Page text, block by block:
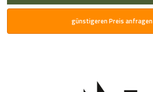
günstigeren Preis anfragen